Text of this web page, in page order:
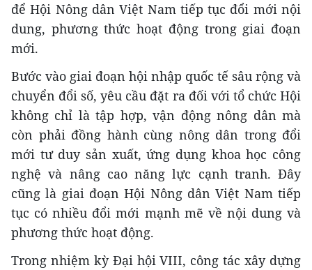
để Hội Nông dân Việt Nam tiếp tục đổi mới nội
dung, phương thức hoạt động trong giai đoạn
mới.
Bước vào giai đoạn hội nhập quốc tế sâu rộng và
chuyển đổi số, yêu cầu đặt ra đối với tổ chức Hội
không chỉ là tập hợp, vận động nông dân mà
còn phải đồng hành cùng nông dân trong đổi
mới tư duy sản xuất, ứng dụng khoa học công
nghệ và nâng cao năng lực cạnh tranh. Đây
cũng là giai đoạn Hội Nông dân Việt Nam tiếp
tục có nhiều đổi mới mạnh mẽ về nội dung và
phương thức hoạt động.
Trong nhiệm kỳ Đại hội VIII, công tác xây dựng